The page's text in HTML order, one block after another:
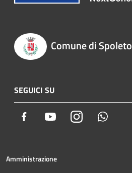
Comune di Spoleto
SEGUICI SU
Facebook YoutubeInstagram
Amministrazione